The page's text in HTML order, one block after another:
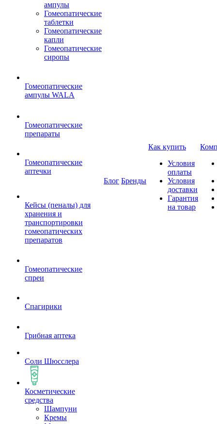
ампулы
Гомеопатические
таблетки
Гомеопатические
капли
Гомеопатические
сиропы
Гомеопатические
ампулы WALA
Гомеопатические
препараты
Гомеопатические
аптечки
Кейсы (пеналы) для
хранения и
транспортировки
гомеопатических
препаратов
Гомеопатические
спреи
Спагирики
Грибная аптека
Соли Шюсслера
Косметические
средства
Шампуни
Кремы
Блог Бренды
Как купить
Условия
оплаты
Условия
доставки
Гарантия
на товар